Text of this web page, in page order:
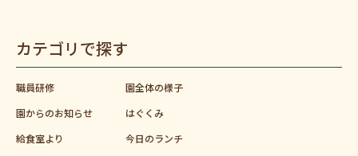
カテゴリで探す
職員研修
園からのお知らせ
給食室より
園全体の様子
はぐくみ
今日のランチ